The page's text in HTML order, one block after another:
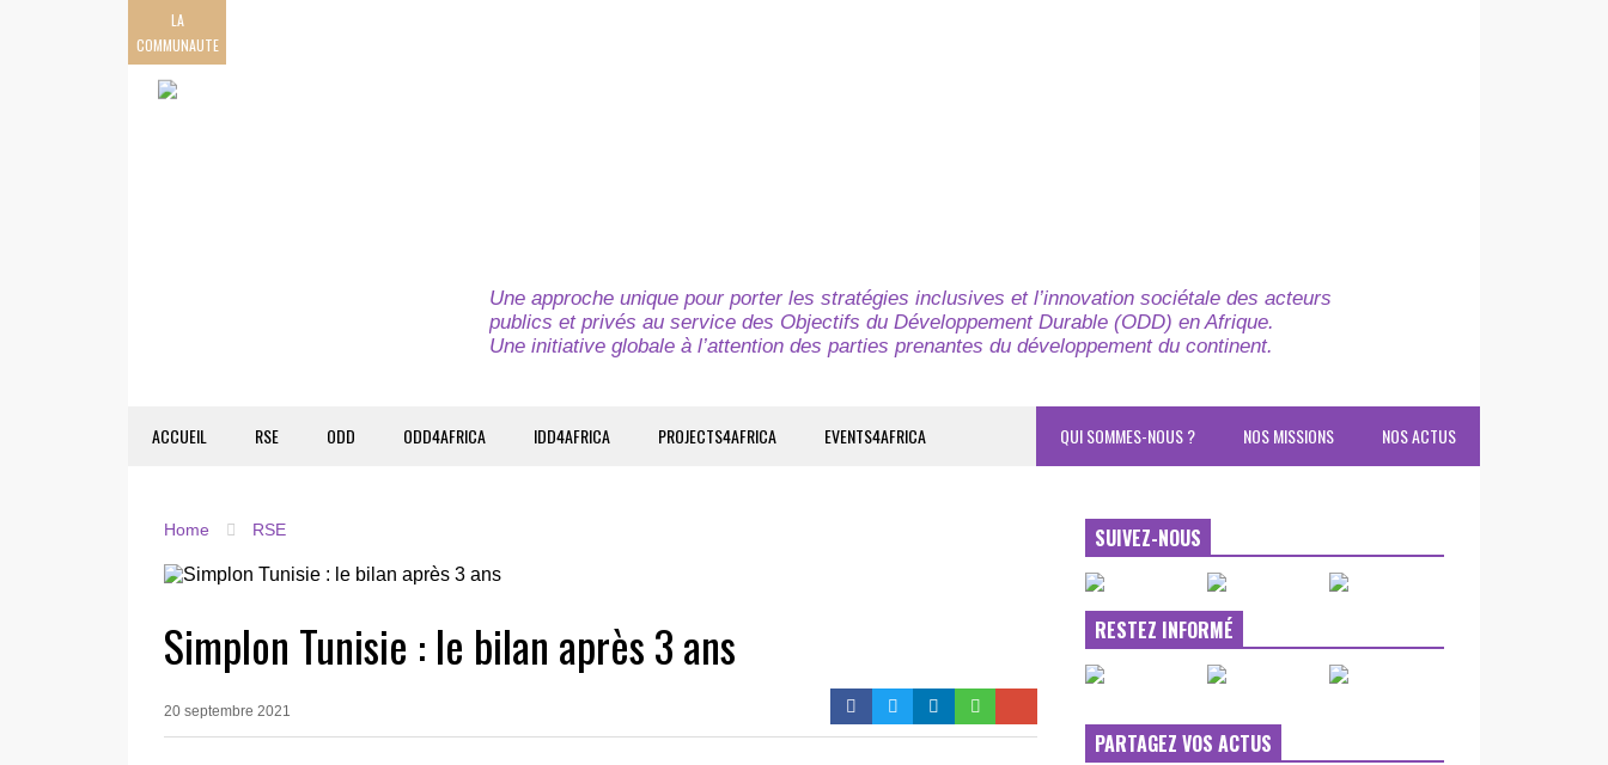
LA
COMMUNAUTE
Une approche unique pour porter les stratégies inclusives et l’innovation sociétale des acteurs
publics et privés au service des Objectifs du Développement Durable (ODD) en Afrique.
Une initiative globale à l’attention des parties prenantes du développement du continent.
ACCUEIL RSE ODD ODD4AFRICA IDD4AFRICA PROJECTS4AFRICA EVENTS4AFRICA NOS ACTUS
NOS MISSIONS
QUI SOMMES-NOUS ?
Home RSE
Simplon Tunisie : le bilan après 3 ans
20 septembre 2021
SUIVEZ-NOUS
RESTEZ INFORMÉ
PARTAGEZ VOS ACTUS